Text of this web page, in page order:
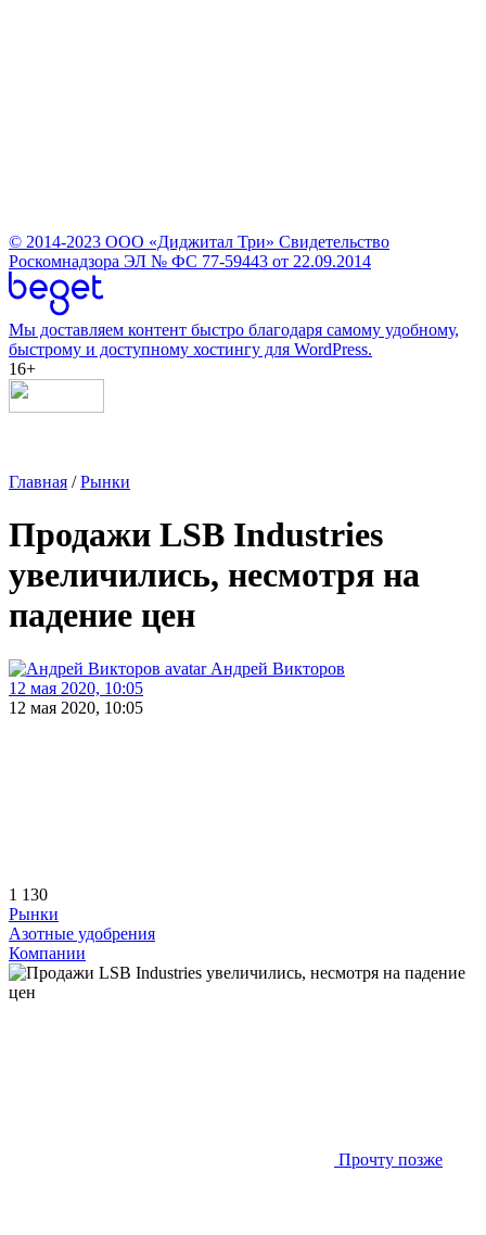
© 2014-2023 ООО «Диджитал Три» Свидетельство
Роскомнадзора ЭЛ № ФС 77-59443 от 22.09.2014
Мы доставляем контент быстро благодаря самому удобному,
быстрому и доступному хостингу для WordPress.
16+
Главная /Рынки
Продажи LSB Industries
увеличились, несмотря на
падение цен
Андрей Викторов
12 мая 2020, 10:05
12 мая 2020, 10:05
1 130
Рынки
Азотные удобрения
Компании
Прочту позже